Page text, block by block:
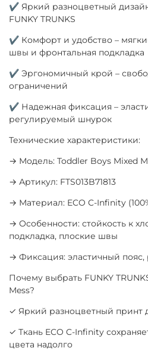
✔ Яркий разноцветный
FUNKY TRUNKS
✔ Комфорт и удобство –
швы и фронтальная подкладка
✔ Эргономичный крой –
ограничений
✔ Надежная фиксация –
регулируемый шнурок
Технические характеристики:
→ Модель: Toddler Boys Mixed
→ Артикул: FTS013B71813
→ Материал: ECO C-Infinity
→ Особенности: стойкость к
подкладка, плоские швы
→ Фиксация: эластичный
Почему выбрать FUNKY
Mess?
✓ Яркий разноцветный принт
✓ Ткань ECO C-Infinity
цвета надолго